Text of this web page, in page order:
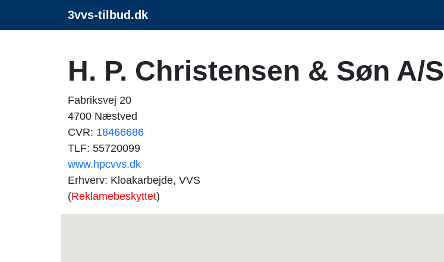
3vvs-tilbud.dk
H. P. Christensen & Søn A/S
Fabriksvej 20
4700 Næstved
CVR: 18466686
TLF: 55720099
www.hpcvvs.dk
Erhverv: Kloakarbejde, VVS
(Reklamebeskyttet)